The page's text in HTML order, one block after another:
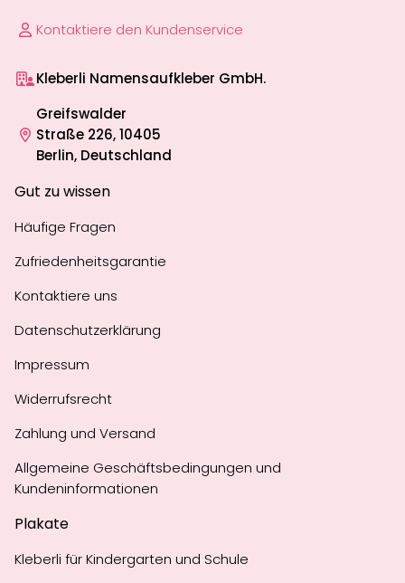
Kontaktiere den Kundenservice
Kleberli Namensaufkleber GmbH.
Greifswalder
Straße 226, 10405
Berlin, Deutschland
Gut zu wissen
Häufige Fragen
Zufriedenheitsgarantie
Kontaktiere uns
Datenschutzerklärung
Impressum
Widerrufsrecht
Zahlung und Versand
Allgemeine Geschäftsbedingungen und
Kundeninformationen
Plakate
Kleberli für Kindergarten und Schule